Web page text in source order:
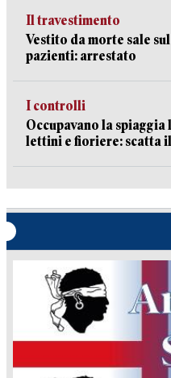
Il travestimento
Vestito da morte sale
pazienti: arrestato
I controlli
Occupavano la
lettini e fioriere: scatta